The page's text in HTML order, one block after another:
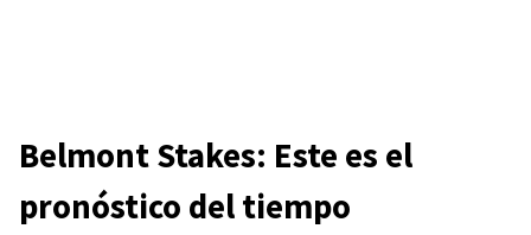
Belmont Stakes: Este es el
pronóstico del tiempo